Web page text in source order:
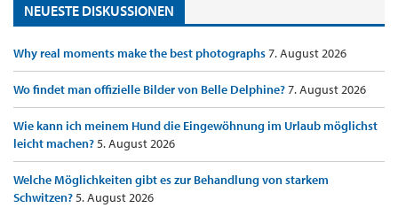
NEUESTE DISKUSSIONEN
Why real moments make the best photographs7. August 2026
Wo findet man offizielle Bilder von Belle Delphine?7. August 2026
Wie kann ich meinem Hund die Eingewöhnung im Urlaub möglichst
leicht machen?5. August 2026
Welche Möglichkeiten gibt es zur Behandlung von starkem
Schwitzen?5. August 2026